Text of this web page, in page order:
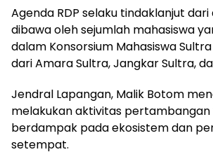
Agenda RDP selaku tindaklanjut
dibawa oleh sejumlah mahasiswa
dalam Konsorsium Mahasiswa
dari Amara Sultra, Jangkar Sultra,
Jendral Lapangan, Malik Botom
melakukan aktivitas pertambangan
berdampak pada ekosistem dan
setempat.